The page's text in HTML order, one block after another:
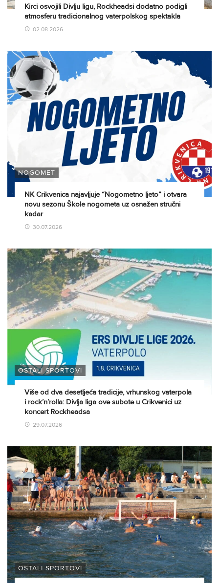
Kirci osvojili Divlju ligu, Rockheadsi dodatno podigli
atmosferu tradicionalnog vaterpolskog spektakla
02.08.2026
NOGOMET
NK Crikvenica najavljuje “Nogometno ljeto” i otvara
novu sezonu Škole nogometa uz osnažen stručni
kadar
30.07.2026
OSTALI SPORTOVI
Više od dva desetljeća tradicije, vrhunskog vaterpola
i rock’n’rolla: Divlja liga ove subote u Crikvenici uz
koncert Rockheadsa
29.07.2026
OSTALI SPORTOVI